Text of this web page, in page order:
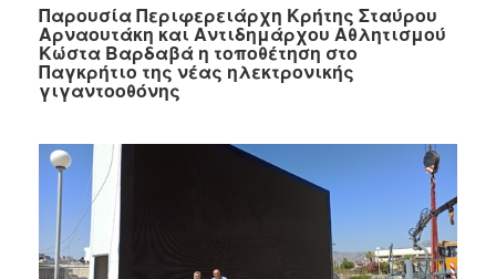
2022
2021
2020
2018
2017
2016
2015
Παρουσία Περιφερειάρχη Κρήτης Σταύρου
Αρναουτάκη και Αντιδημάρχου Αθλητισμού
Κώστα Βαρδαβά η τοποθέτηση στο
Παγκρήτιο της νέας ηλεκτρονικής
γιγαντοοθόνης